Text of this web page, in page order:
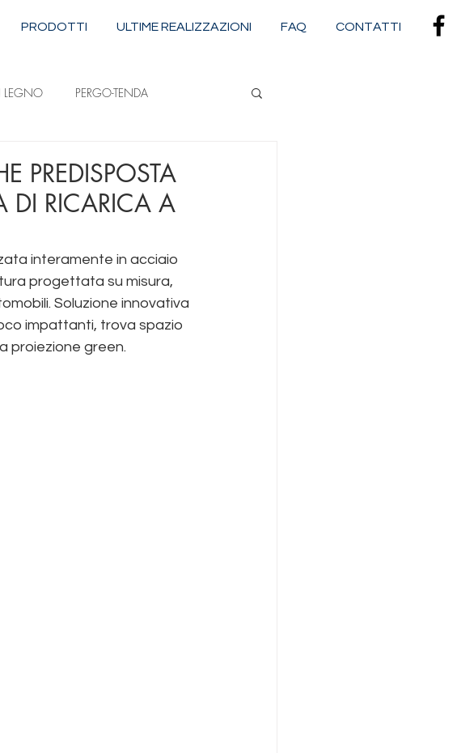
PRODOTTI ULTIME REALIZZAZIONI FAQ CONTATTI
LEGNO PERGO-TENDA
PREDISPOSTA
DI RICARICA A
interamente in acciaio
progettata su misura,
Soluzione innovativa
impattanti, trova spazio
proiezione green.